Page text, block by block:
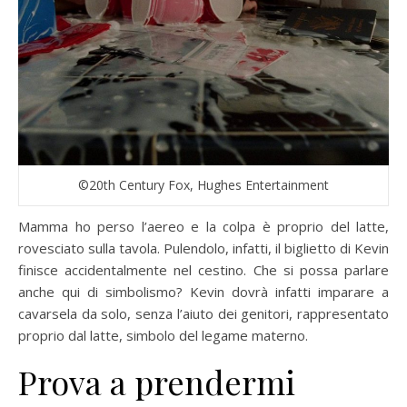
©20th Century Fox, Hughes Entertainment
Mamma ho perso l’aereo e la colpa è proprio del latte,
rovesciato sulla tavola. Pulendolo, infatti, il biglietto di Kevin
finisce accidentalmente nel cestino. Che si possa parlare
anche qui di simbolismo? Kevin dovrà infatti imparare a
cavarsela da solo, senza l’aiuto dei genitori, rappresentato
proprio dal latte, simbolo del legame materno.
Prova a prendermi